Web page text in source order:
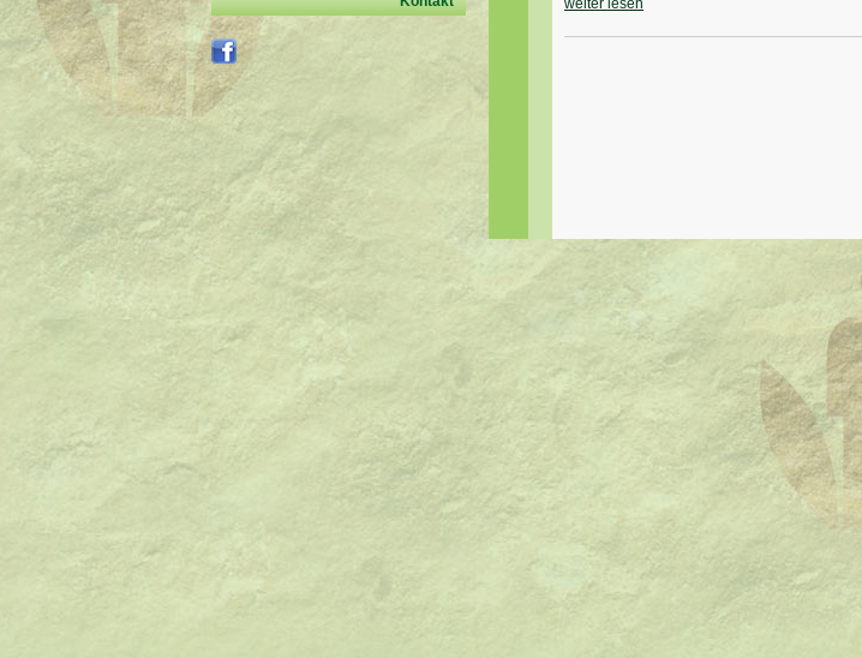
weiter lesen